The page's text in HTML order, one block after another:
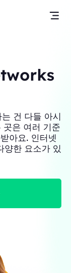
건 다들 아시
은 여러 기준
아요. 인터넷
양한 요소가 있